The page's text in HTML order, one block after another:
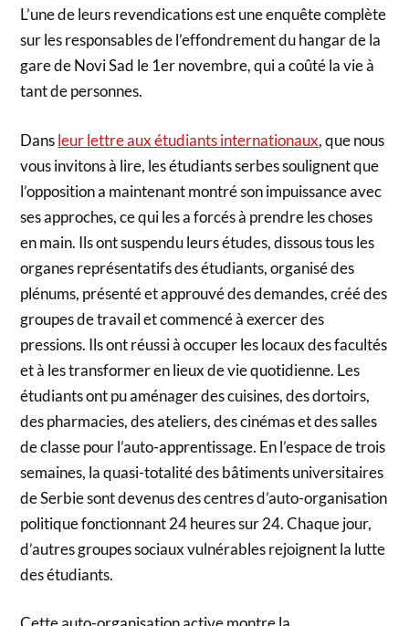
L’une de leurs revendications est une enquête complète
sur les responsables de l’effondrement du hangar de la
gare de Novi Sad le 1er novembre, qui a coûté la vie à
tant de personnes.
Dansleur lettre aux étudiants internationaux, que nous
vous invitons à lire, les étudiants serbes soulignent que
l’opposition a maintenant montré son impuissance avec
ses approches, ce qui les a forcés à prendre les choses
en main. Ils ont suspendu leurs études, dissous tous les
organes représentatifs des étudiants, organisé des
plénums, présenté et approuvé des demandes, créé des
groupes de travail et commencé à exercer des
pressions. Ils ont réussi à occuper les locaux des facultés
et à les transformer en lieux de vie quotidienne. Les
étudiants ont pu aménager des cuisines, des dortoirs,
des pharmacies, des ateliers, des cinémas et des salles
de classe pour l’auto-apprentissage. En l’espace de trois
semaines, la quasi-totalité des bâtiments universitaires
de Serbie sont devenus des centres d’auto-organisation
politique fonctionnant 24 heures sur 24. Chaque jour,
d’autres groupes sociaux vulnérables rejoignent la lutte
des étudiants.